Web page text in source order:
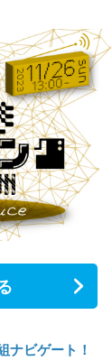
ナビゲート！